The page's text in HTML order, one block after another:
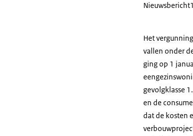
Nieuwsbericht
Het
vallen onder
ging op 1
gevolgklasse
en de
dat de kosten